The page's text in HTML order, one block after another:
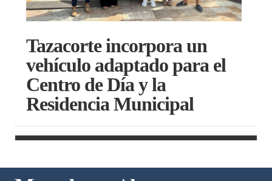
Tazacorte incorpora un
vehículo adaptado para el
Centro de Día y la
Residencia Municipal